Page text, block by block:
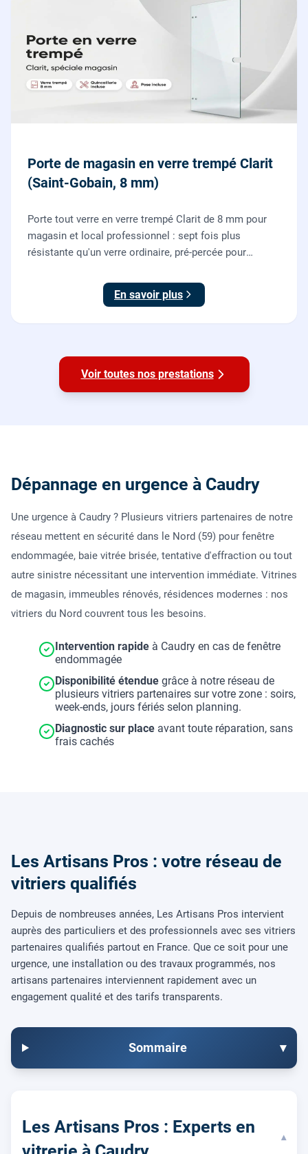
Porte de magasin en verre trempé Clarit
(Saint-Gobain, 8 mm)
Porte tout verre en verre trempé Clarit de 8 mm pour
magasin et local professionnel : sept fois plus
résistante qu'un verre ordinaire, pré-percée pour
avec sa quincaillerie (pivots, serrure, poignée).
En savoir plus
Voir toutes nos prestations
Dépannage en urgence à Caudry
Une urgence à Caudry ? Plusieurs vitriers partenaires de notre
réseau mettent en sécurité dans le Nord (59) pour fenêtre
endommagée, baie vitrée brisée, tentative d'effraction ou tout
autre sinistre nécessitant une intervention immédiate. Vitrines
de magasin, immeubles rénovés, résidences modernes : nos
vitriers du Nord couvrent tous les besoins.
Intervention rapide à Caudry en cas de fenêtre
endommagée
Disponibilité étendue grâce à notre réseau de
plusieurs vitriers partenaires sur votre zone : soirs,
week-ends, jours fériés selon planning.
Diagnostic sur place avant toute réparation, sans
frais cachés
Les Artisans Pros : votre réseau de
vitriers qualifiés
Depuis de nombreuses années, Les Artisans Pros intervient
auprès des particuliers et des professionnels avec ses vitriers
partenaires qualifiés partout en France. Que ce soit pour une
urgence, une installation ou des travaux programmés, nos
artisans partenaires interviennent rapidement avec un
engagement qualité et des tarifs transparents.
Sommaire ▾
Les Artisans Pros : Experts en
▾